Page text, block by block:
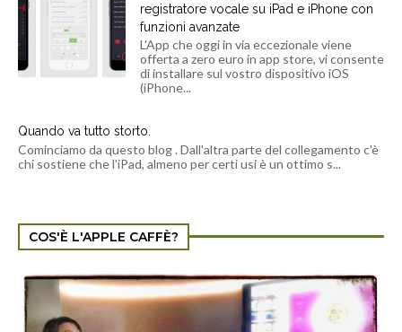
registratore vocale su iPad e iPhone con
funzioni avanzate
L'App che oggi in via eccezionale viene
offerta a zero euro in app store, vi consente
di installare sul vostro dispositivo iOS
(iPhone...
Quando va tutto storto.
Cominciamo da questo blog . Dall'altra parte del collegamento c'è
chi sostiene che l'iPad, almeno per certi usi è un ottimo s...
COS'È L'APPLE CAFFÈ?